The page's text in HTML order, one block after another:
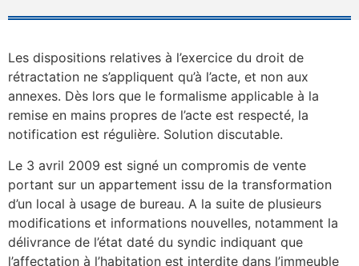
Les dispositions relatives à l’exercice du droit de
rétractation ne s’appliquent qu’à l’acte, et non aux
annexes. Dès lors que le formalisme applicable à la
remise en mains propres de l’acte est respecté, la
notification est régulière. Solution discutable.
Le 3 avril 2009 est signé un compromis de vente
portant sur un appartement issu de la transformation
d’un local à usage de bureau. A la suite de plusieurs
modifications et informations nouvelles, notamment la
délivrance de l’état daté du syndic indiquant que
l’affectation à l’habitation est interdite dans l’immeuble